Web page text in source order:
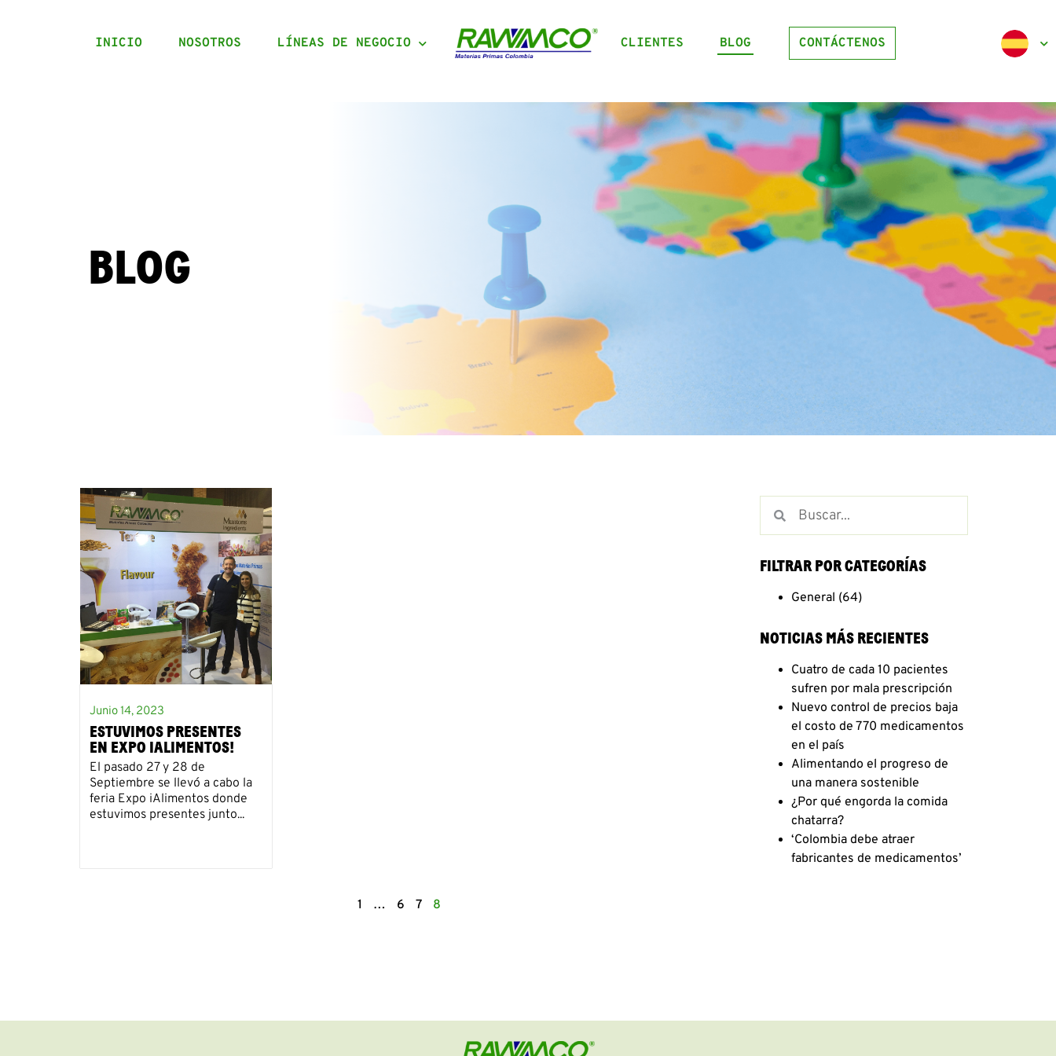
INICIO NOSOTROS LÍNEAS DE NEGOCIO CLIENTES BLOG CONTÁCTENOS
BLOG
Junio 14, 2023
ESTUVIMOS PRESENTES
EN EXPO IALIMENTOS!
El pasado 27 y 28 de
Septiembre se llevó a cabo la
feria Expo iAlimentos donde
estuvimos presentes junto...
1 … 6 7 8
FILTRAR POR CATEGORÍAS
General (64)
NOTICIAS MÁS RECIENTES
Cuatro de cada 10 pacientes
sufren por mala prescripción
Nuevo control de precios baja
el costo de 770 medicamentos
en el país
Alimentando el progreso de
una manera sostenible
¿Por qué engorda la comida
chatarra?
‘Colombia debe atraer
fabricantes de medicamentos’